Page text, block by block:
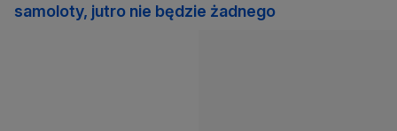
samoloty, jutro nie będzie żadnego